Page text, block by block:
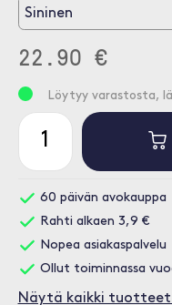
Sininen
22.90 €
Löytyy varastosta,
60 päivän avokauppa
Rahti alkaen 3,9 €
Nopea asiakaspalvelu
Ollut toiminnassa
Näytä kaikki